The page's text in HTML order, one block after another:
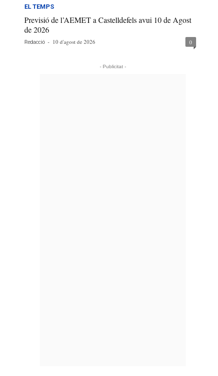
EL TEMPS
Previsió de l’AEMET a Castelldefels avui 10 de Agost
de 2026
Redacció - 10 d'agost de 2026 0
- Publicitat -